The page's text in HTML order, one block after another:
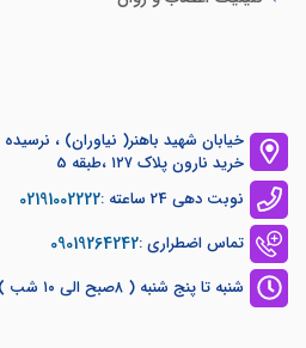
خیابان شهید باهنر( نیاوران) ،
خرید نارون پلاک ۱۲۷ ،طبقه 5
نوبت دهی 24 ساعته :
02191002222
تماس اضطراری :09019264242
شنبه تا پنج شنبه ( ۸صبح الی ۱۰ شب )